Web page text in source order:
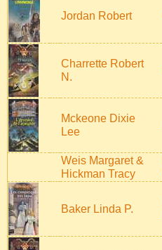
Jordan Robert
Charrette Robert
N.
Mckeone Dixie
Lee
Weis Margaret &
Hickman Tracy
Baker Linda P.